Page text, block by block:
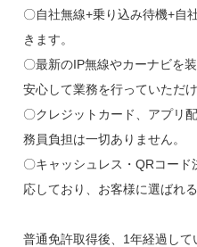
〇自社無線+乗り込み待機+自
きます。
〇最新のIP無線やカーナビを
安心して業務を行っていただけ
〇クレジットカード、アプリ
務員負担は一切ありません。
〇キャッシュレス・QRコー
応しており、お客様に選ばれ
普通免許取得後、1年経過し